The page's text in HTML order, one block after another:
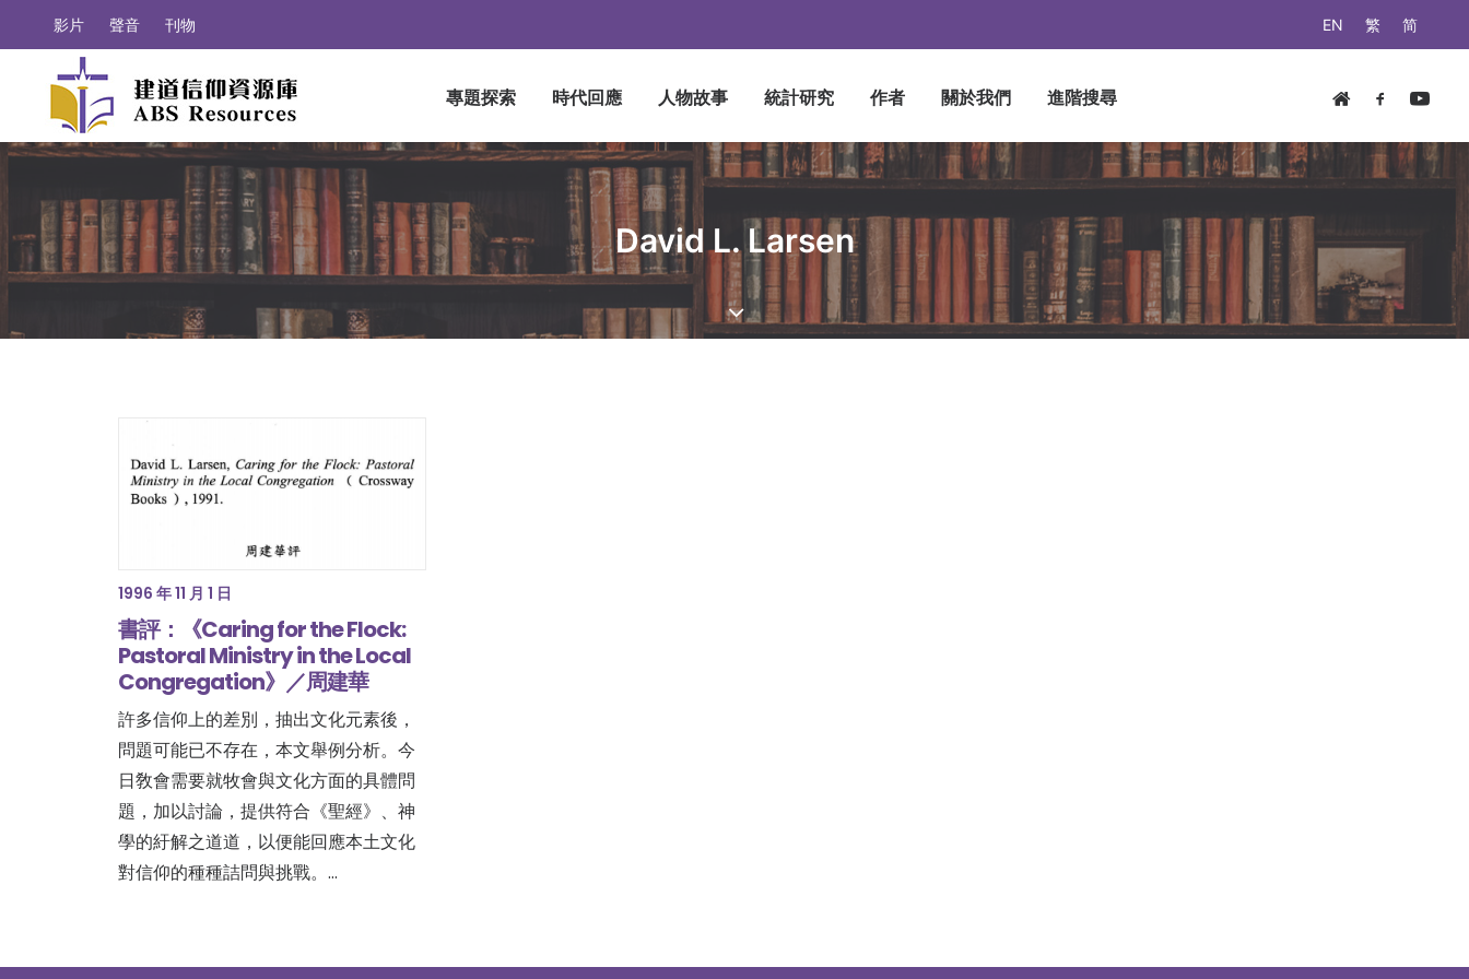
EN 繁 简
影片 聲音 刊物
專題探索 時代回應 人物故事 統計研究 作者 關於我們 進階搜尋
David L. Larsen
1996 年 11 月 1 日
書評：《Caring for the Flock:
Pastoral Ministry in the Local
Congregation》／周建華
許多信仰上的差別，抽出文化元素後，
問題可能已不存在，本文舉例分析。今
日敎會需要就牧會與文化方面的具體問
題，加以討論，提供符合《聖經》、神
學的紆解之道道，以便能回應本土文化
對信仰的種種詰問與挑戰。…